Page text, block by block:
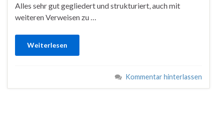
Alles sehr gut gegliedert und strukturiert, auch mit
weiteren Verweisen zu …
Weiterlesen
Kommentar hinterlassen